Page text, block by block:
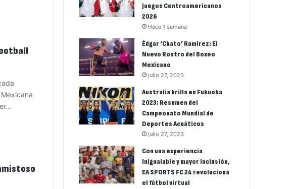
Juegos Centroamericanos
2026
Hace 1 semana
Édgar ‘Chato’ Ramírez: El
Nuevo Rostro del Boxeo
Mexicano
julio 27, 2023
Australia brilla en Fukuoka
2023: Resumen del
Campeonato Mundial de
Deportes Acuáticos
julio 27, 2023
Con una experiencia
inigualable y mayor inclusión,
EA SPORTS FC 24 revoluciona
el fútbol virtual